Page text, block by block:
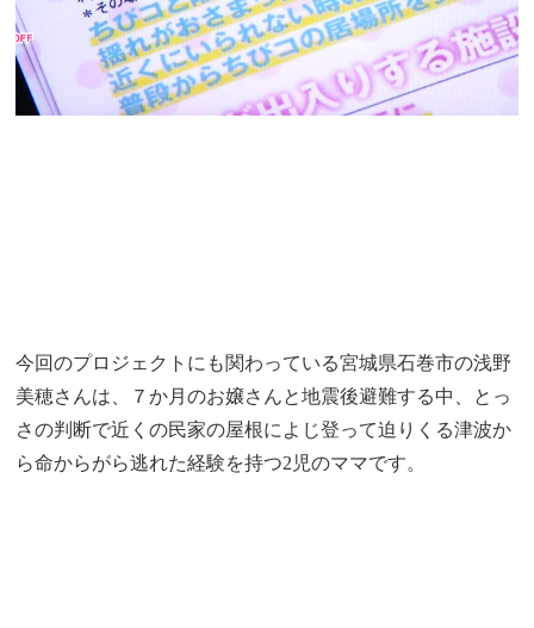
今回のプロジェクトにも関わっている宮城県石巻市の浅野
美穂さんは、７か月のお嬢さんと地震後避難する中、とっ
さの判断で近くの民家の屋根によじ登って迫りくる津波か
ら命からがら逃れた経験を持つ2児のママです。